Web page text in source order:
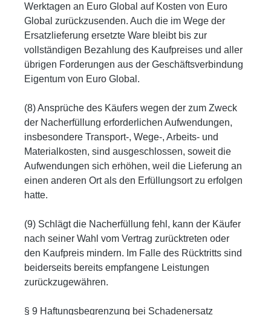
Werktagen an Euro Global auf Kosten von Euro
Global zurückzusenden. Auch die im Wege der
Ersatzlieferung ersetzte Ware bleibt bis zur
vollständigen Bezahlung des Kaufpreises und aller
übrigen Forderungen aus der Geschäftsverbindung
Eigentum von Euro Global.
(8) Ansprüche des Käufers wegen der zum Zweck
der Nacherfüllung erforderlichen Aufwendungen,
insbesondere Transport-, Wege-, Arbeits- und
Materialkosten, sind ausgeschlossen, soweit die
Aufwendungen sich erhöhen, weil die Lieferung an
einen anderen Ort als den Erfüllungsort zu erfolgen
hatte.
(9) Schlägt die Nacherfüllung fehl, kann der Käufer
nach seiner Wahl vom Vertrag zurücktreten oder
den Kaufpreis mindern. Im Falle des Rücktritts sind
beiderseits bereits empfangene Leistungen
zurückzugewähren.
§ 9 Haftungsbegrenzung bei Schadenersatz